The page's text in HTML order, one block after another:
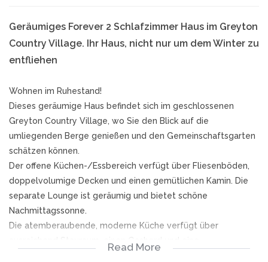
Geräumiges Forever 2 Schlafzimmer Haus im Greyton
Country Village. Ihr Haus, nicht nur um dem Winter zu
entfliehen
Wohnen im Ruhestand!
Dieses geräumige Haus befindet sich im geschlossenen
Greyton Country Village, wo Sie den Blick auf die
umliegenden Berge genießen und den Gemeinschaftsgarten
schätzen können.
Der offene Küchen-/Essbereich verfügt über Fliesenböden,
doppelvolumige Decken und einen gemütlichen Kamin. Die
separate Lounge ist geräumig und bietet schöne
Nachmittagssonne.
Die atemberaubende, moderne Küche verfügt über
Read More